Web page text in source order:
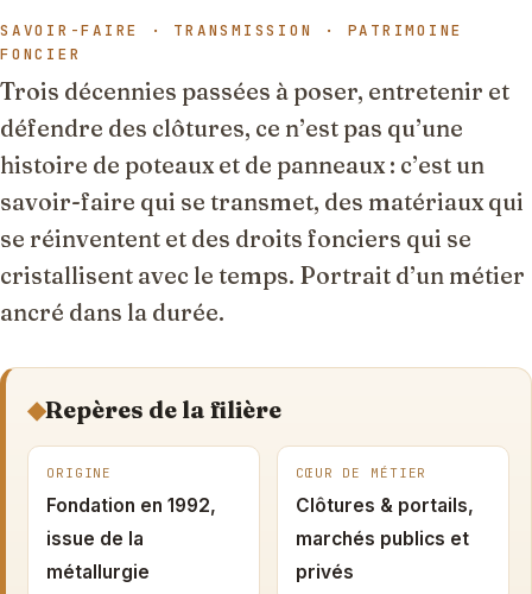
SAVOIR-FAIRE · TRANSMISSION · PATRIMOINE
FONCIER
Trois décennies passées à poser, entretenir et
défendre des clôtures, ce n’est pas qu’une
histoire de poteaux et de panneaux : c’est un
savoir-faire qui se transmet, des matériaux qui
se réinventent et des droits fonciers qui se
cristallisent avec le temps. Portrait d’un métier
ancré dans la durée.
◆Repères de la filière
ORIGINE
Fondation en 1992,
issue de la
métallurgie
CŒUR DE MÉTIER
Clôtures & portails,
marchés publics et
privés